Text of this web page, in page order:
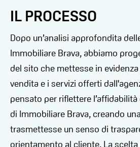
IL PROCESSO
Dopo un’analisi approfondita
Immobiliare Brava, abbiamo
del sito che mettesse in
vendita e i servizi offerti
pensato per riflettere
di Immobiliare Brava, creando
trasmettesse un senso di
orientamento al cliente. La